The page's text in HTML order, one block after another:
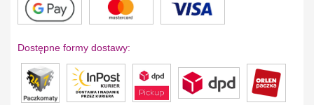
Dostępne formy dostawy: